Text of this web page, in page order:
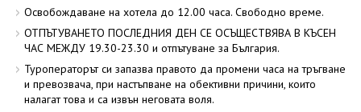
Освобождаване на хотела до 12.00 часа. Свободно време.
ОТПЪТУВАНЕТО ПОСЛЕДНИЯ ДЕН СЕ ОСЪЩЕСТВЯВА В КЪСЕН
ЧАС МЕЖДУ 19.30-23.30 и отпътуване за България.
Туроператорът си запазва правото да промени часа на тръгване
и превозвача, при настъпване на обективни причини, които
налагат това и са извън неговата воля.